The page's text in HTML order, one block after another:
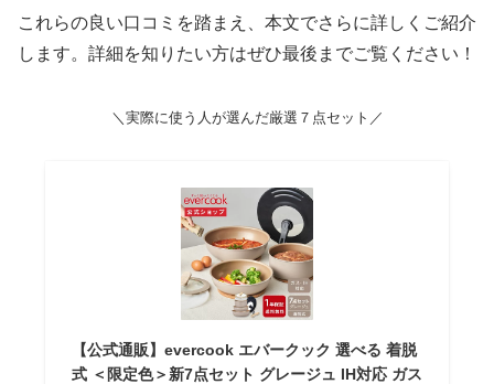
これらの良い口コミを踏まえ、本文でさらに詳しくご紹介
します。詳細を知りたい方はぜひ最後までご覧ください！
＼実際に使う人が選んだ厳選７点セット／
【公式通販】evercook エバークック 選べる 着脱
式 ＜限定色＞新7点セット グレージュ IH対応 ガス